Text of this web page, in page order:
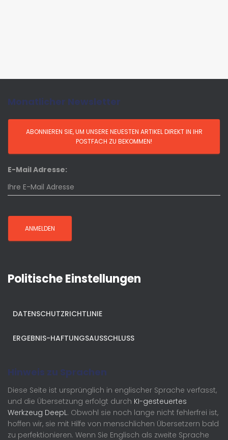
Monatlicher Newsletter
E-Mail Adresse:
Politische Einstellungen
DATENSCHUTZRICHTLINIE
ERGEBNIS-HAFTUNGSAUSSCHLUSS
Hinweis zu Sprachen
Diese Seite ist ursprünglich in englischer Sprache verfasst,
und die Übersetzung erfolgt durch KI-gesteuertes
Werkzeug DeepL. Obwohl sie noch lange nicht fehlerfrei ist,
hoffen wir, sie mit Hilfe von menschlichen Übersetzern bald
zu perfektionieren. Wenn Sie Englisch als zweite Sprache